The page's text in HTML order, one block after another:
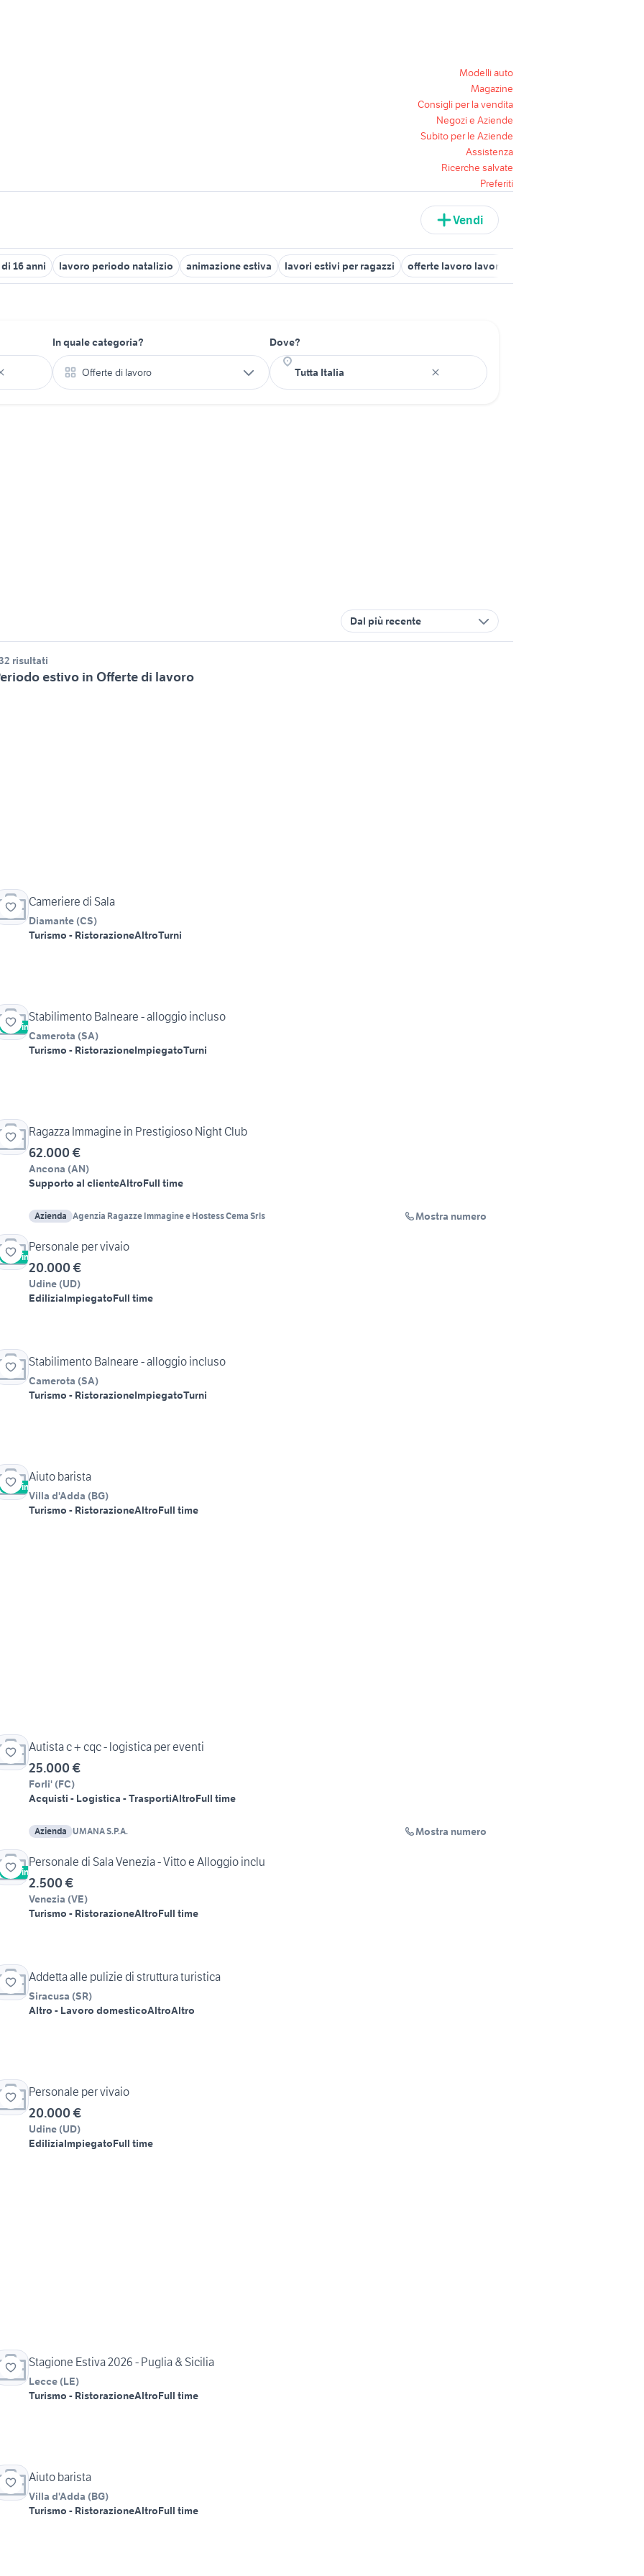
Modelli auto
Magazine
Consigli per la vendita
Negozi e Aziende
Subito per le Aziende
Assistenza
Ricerche salvate
Preferiti
Vendi
16 anni lavoro periodo natalizio animazione estiva lavori estivi per ragazzi offerte lavoro lavoro stagione estiva
In quale categoria?
Offerte di lavoro
Dove?
Dal più recente
risultati
estivo in Offerte di lavoro
Cameriere di Sala
Diamante (CS)
Turismo - RistorazioneAltroTurni
Vetrina
Stabilimento Balneare - alloggio incluso
Camerota (SA)
Turismo - RistorazioneImpiegatoTurni
Ragazza Immagine in Prestigioso Night Club
62.000 €
Ancona (AN)
Supporto al clienteAltroFull time
Azienda Agenzia Ragazze Immagine e Hostess Cema Srls Mostra numero
Vetrina
Personale per vivaio
20.000 €
Udine (UD)
EdiliziaImpiegatoFull time
Stabilimento Balneare - alloggio incluso
Camerota (SA)
Turismo - RistorazioneImpiegatoTurni
Vetrina
Aiuto barista
Villa d'Adda (BG)
Turismo - RistorazioneAltroFull time
Autista c + cqc - logistica per eventi
25.000 €
Forli' (FC)
Acquisti - Logistica - TrasportiAltroFull time
Azienda UMANA S.P.A. Mostra numero
Vetrina
Personale di Sala Venezia - Vitto e Alloggio inclu
2.500 €
Venezia (VE)
Turismo - RistorazioneAltroFull time
Addetta alle pulizie di struttura turistica
Siracusa (SR)
Altro - Lavoro domesticoAltroAltro
Personale per vivaio
20.000 €
Udine (UD)
EdiliziaImpiegatoFull time
Stagione Estiva 2026 - Puglia & Sicilia
Lecce (LE)
Turismo - RistorazioneAltroFull time
Aiuto barista
Villa d'Adda (BG)
Turismo - RistorazioneAltroFull time